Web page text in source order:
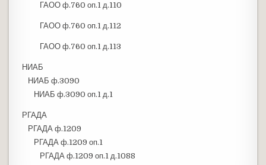
ГАОО ф.760 оп.1 д.110
ГАОО ф.760 оп.1 д.112
ГАОО ф.760 оп.1 д.113
НИАБ
НИАБ ф.3090
НИАБ ф.3090 оп.1 д.1
РГАДА
РГАДА ф.1209
РГАДА ф.1209 оп.1
РГАДА ф.1209 оп.1 д.1088